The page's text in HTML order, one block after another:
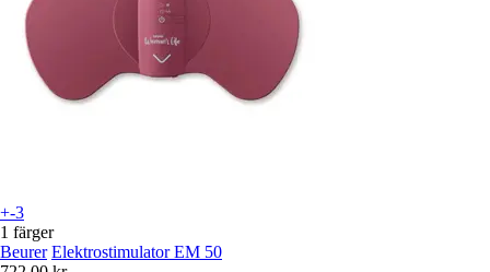
+-3
1 färger
Beurer Elektrostimulator EM 50